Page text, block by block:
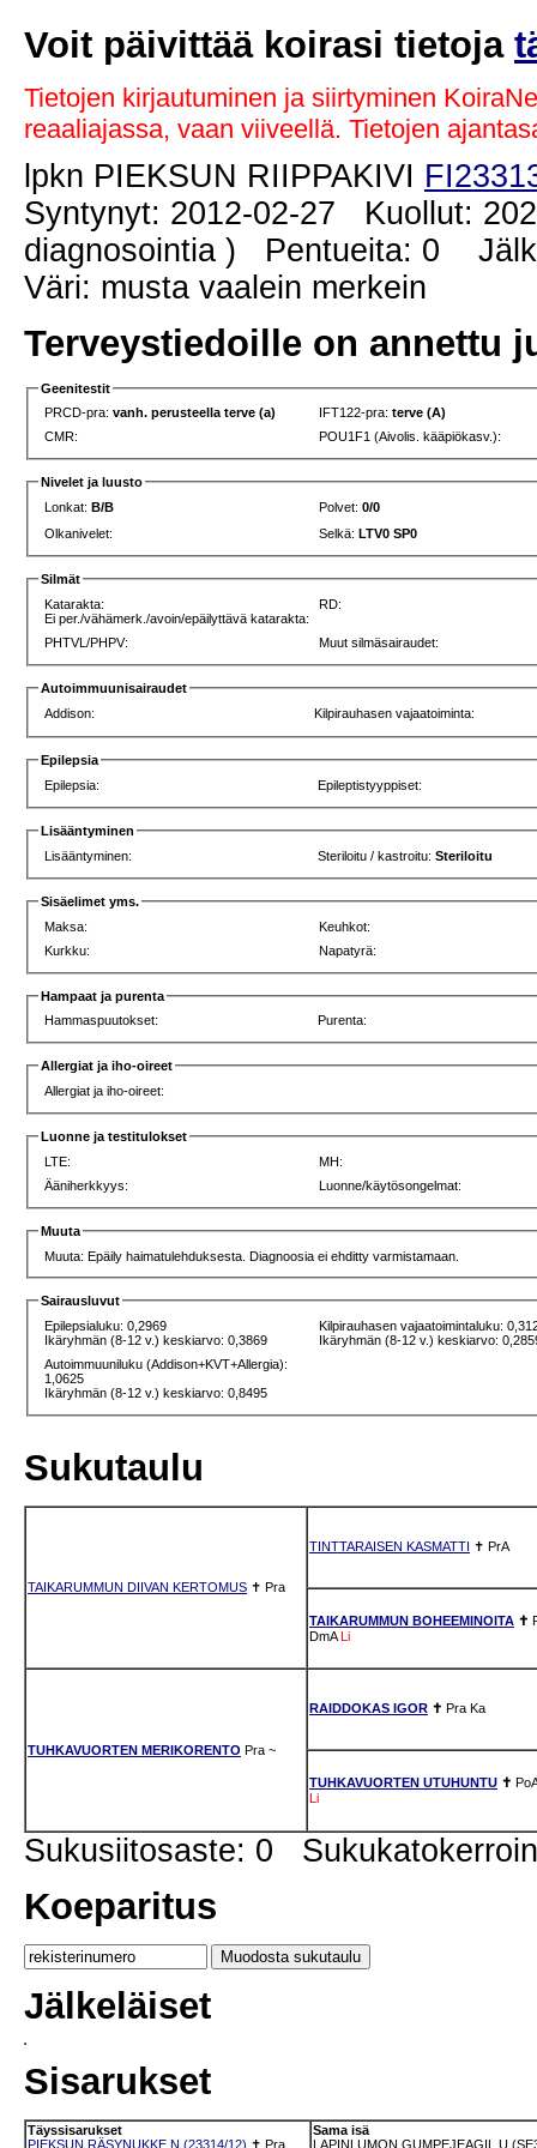
Voit päivittää koirasi tietoja
Tietojen kirjautuminen ja siirtyminen
reaaliajassa, vaan viiveellä. Tietojen
lpkn PIEKSUN RIIPPAKIVI
Syntynyt: 2012-02-27 Kuollut:
diagnosointia ) Pentueita: 0
Väri: musta vaalein merkein
Terveystiedoille on annettu
Geenitestit
PRCD-pra:vanh. perusteella terve (a) IFT122-pra:terve (A)
CMR:
POU1F1 (Aivolis. kääpiökasv.):
Nivelet ja luusto
Lonkat:B/B Polvet:0/0
Olkanivelet:
Selkä:LTV0 SP0
Silmät
Katarakta:
Ei per./vähämerk./avoin/epäilyttävä katarakta:
RD:
PHTVL/PHPV: Muut silmäsairaudet:
Autoimmuunisairaudet
Addison:
Kilpirauhasen vajaatoiminta:
Epilepsia
Epilepsia:
Epileptistyyppiset:
Lisääntyminen
Lisääntyminen:
Steriloitu / kastroitu:Steriloitu
Sisäelimet yms.
Maksa:
Keuhkot:
Kurkku:
Napatyrä:
Hampaat ja purenta
Hammaspuutokset:
Purenta:
Allergiat ja iho-oireet
Allergiat ja iho-oireet:
Luonne ja testitulokset
LTE:
MH:
Ääniherkkyys:
Luonne/käytösongelmat:
Muuta
Muuta: Epäily haimatulehduksesta. Diagnoosia ei ehditty varmistamaan.
Sairausluvut
Epilepsialuku: 0,2969
Ikäryhmän (8-12 v.) keskiarvo: 0,3869
Kilpirauhasen vajaatoimintaluku:
Ikäryhmän (8-12 v.) keskiarvo:
Autoimmuuniluku (Addison+KVT+Allergia):
1,0625
Ikäryhmän (8-12 v.) keskiarvo: 0,8495
Sukutaulu
TAIKARUMMUN DIIVAN KERTOMUS ✝ Pra
TINTTARAISEN KASMATTI ✝ PrA
TAIKARUMMUN BOHEEMINOITA ✝
DmA Li
TUHKAVUORTEN MERIKORENTO Pra ~
RAIDDOKAS IGOR ✝ Pra Ka
TUHKAVUORTEN UTUHUNTU ✝ PoA
Li
Sukusiitosaste: 0
Koeparitus
Jälkeläiset
Sisarukset
Täyssisarukset
PIEKSUN RÄSYNUKKE N (23314/12) ✝ Pra
Sama isä
LAPINLUMON GUMPEJEAGIL U